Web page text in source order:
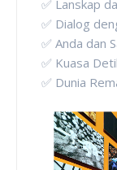
✅ Lanskap
✅ Dialog
✅ Anda dan
✅ Kuasa
✅ Dunia